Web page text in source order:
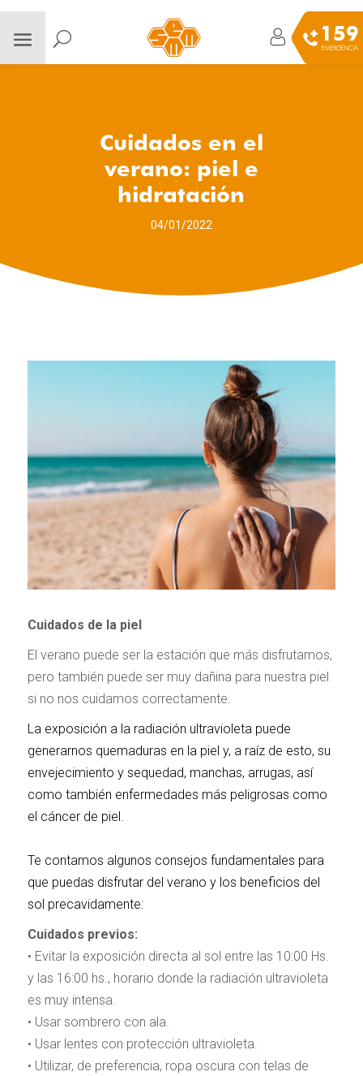
159
EMERGENCIA
Cuidados en el
verano: piel e
hidratación
04/01/2022
Cuidados de la piel
El verano puede ser la estación que más disfrutamos,
pero también puede ser muy dañina para nuestra piel
si no nos cuidamos correctamente.
La exposición a la radiación ultravioleta puede
generarnos quemaduras en la piel y, a raíz de esto, su
envejecimiento y sequedad, manchas, arrugas, así
como también enfermedades más peligrosas como
el cáncer de piel.
Te contamos algunos consejos fundamentales para
que puedas disfrutar del verano y los beneficios del
sol precavidamente:
Cuidados previos:
• Evitar la exposición directa al sol entre las 10:00 Hs.
y las 16:00 hs., horario donde la radiación ultravioleta
es muy intensa.
• Usar sombrero con ala.
• Usar lentes con protección ultravioleta.
• Utilizar, de preferencia, ropa oscura con telas de